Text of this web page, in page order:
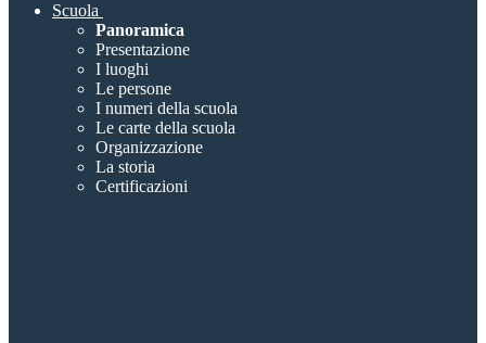
Scuola
Panoramica
Presentazione
I luoghi
Le persone
I numeri della scuola
Le carte della scuola
Organizzazione
La storia
Certificazioni